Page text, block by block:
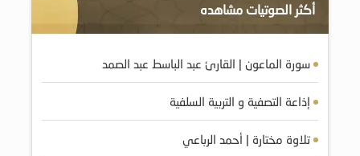
أكثر الصوتيات مشاهده
سورة الماعون | القارئ عبد الباسط عبد الصمد
إذاعة التصفية و التربية السلفية
تلاوة مختارة | أحمد الرباعي